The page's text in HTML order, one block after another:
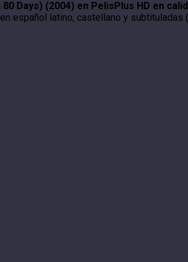
Days) (2004) en PelisPlus HD en
español latino, castellano y subtituladas